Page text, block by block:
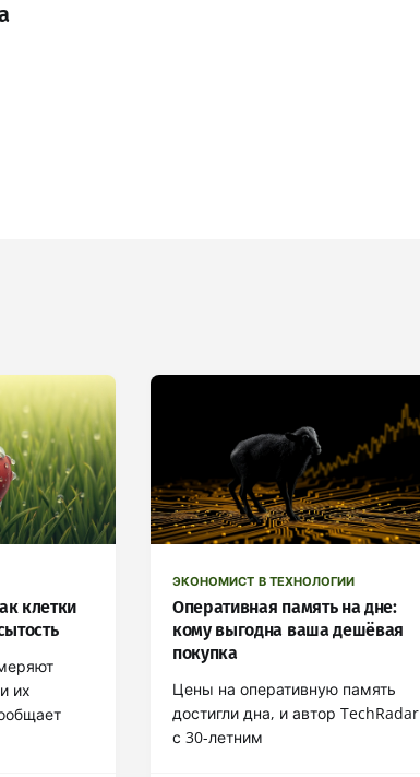
клетки
их
ЭКОНОМИСТ В ТЕХНОЛОГИИ
Оперативная память на дне:
кому выгодна ваша дешёвая
покупка
Цены на оперативную память
достигли дна, и автор TechRadar
с 30-летним